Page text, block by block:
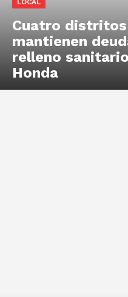
Cuatro
mantienen
relleno
Honda